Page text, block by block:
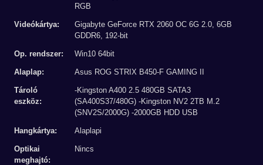
RGB
Videókártya:
Gigabyte GeForce RTX 2060 OC 6G 2.0, 6GB
GDDR6, 192-bit
Op. rendszer: Win10 64bit
Alaplap: Asus ROG STRIX B450-F GAMING II
Tároló
eszköz:
-Kingston A400 2.5 480GB SATA3
(SA400S37/480G) -Kingston NV2 2TB M.2
(SNV2S/2000G) -2000GB HDD USB
Hangkártya: Alaplapi
Optikai
meghajtó:
Nincs